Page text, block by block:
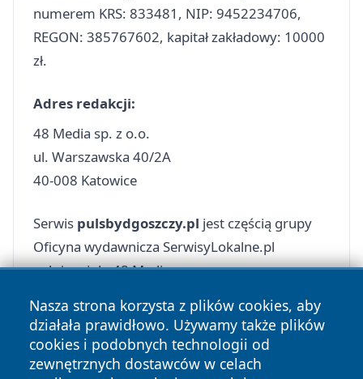
numerem KRS: 833481, NIP: 9452234706,
REGON: 385767602, kapitał zakładowy: 10000
zł.
Adres redakcji:
48 Media sp. z o.o.
ul. Warszawska 40/2A
40-008 Katowice
Serwis pulsbydgoszczy.pl jest częścią grupy
Oficyna wydawnicza SerwisyLokalne.pl
należącej do 48 Media sp. z o.o.
Nasza strona korzysta z plików cookies, aby
działała prawidłowo. Używamy także plików
cookies i podobnych technologii od
zewnętrznych dostawców w celach
Copyright © 2026 pulsbydgoszczy.pl Wszystkie prawa